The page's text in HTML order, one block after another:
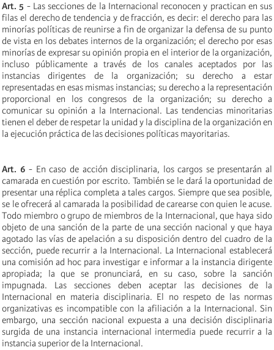
Art. 5 - Las secciones de la Internacional reconocen y practican en sus
filas el derecho de tendencia y de fracción, es decir: el derecho para las
minorías políticas de reunirse a fin de organizar la defensa de su punto
de vista en los debates internos de la organización; el derecho por esas
minorías de expresar su opinión propia en el interior de la organización,
incluso públicamente a través de los canales aceptados por las
instancias dirigentes de la organización; su derecho a estar
representadas en esas mismas instancias; su derecho a la representación
proporcional en los congresos de la organización; su derecho a
comunicar su opinión a la Internacional. Las tendencias minoritarias
tienen el deber de respetar la unidad y la disciplina de la organización en
la ejecución práctica de las decisiones políticas mayoritarias.
Art. 6 - En caso de acción disciplinaria, los cargos se presentarán al
camarada en cuestión por escrito. También se le dará la oportunidad de
presentar una réplica completa a tales cargos. Siempre que sea posible,
se le ofrecerá al camarada la posibilidad de carearse con quien le acuse.
Todo miembro o grupo de miembros de la Internacional, que haya sido
objeto de una sanción de la parte de una sección nacional y que haya
agotado las vías de apelación a su disposición dentro del cuadro de la
sección, puede recurrir a la Internacional. La Internacional establecerá
una comisión ad hoc para investigar e informar a la instancia dirigente
apropiada; la que se pronunciará, en su caso, sobre la sanción
impugnada. Las secciones deben aceptar las decisiones de la
Internacional en materia disciplinaria. El no respeto de las normas
organizativas es incompatible con la afiliación a la Internacional. Sin
embargo, una sección nacional expuesta a una decisión disciplinaria
surgida de una instancia internacional intermedia puede recurrir a la
instancia superior de la Internacional.